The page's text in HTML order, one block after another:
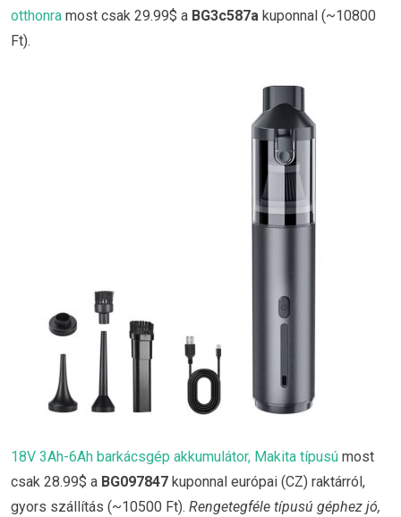
otthonra most csak 29.99$ a BG3c587a kuponnal (~10800
Ft).
18V 3Ah-6Ah barkácsgép akkumulátor, Makita típusú most
csak 28.99$ a BG097847 kuponnal európai (CZ) raktárról,
gyors szállítás (~10500 Ft). Rengetegféle típusú géphez jó,